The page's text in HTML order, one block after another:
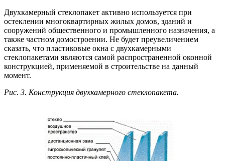
Двухкамерный стеклопакет активно используется при
остеклении многоквартирных жилых домов, зданий и
сооружений общественного и промышленного назначения, а
также частном домостроении. Не будет преувеличением
сказать, что пластиковые окна с двухкамерными
стеклопакетами являются самой распространенной оконной
конструкцией, применяемой в строительстве на данный
момент.
Рис. 3. Конструкция двухкамерного стеклопакета.